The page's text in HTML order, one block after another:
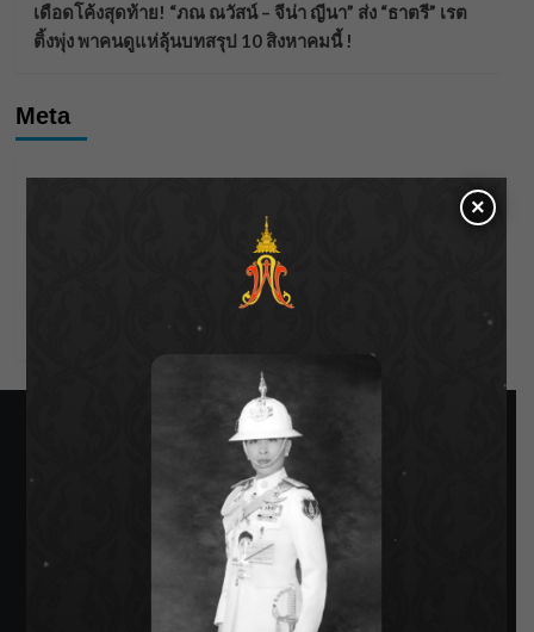
เดือดโค้งสุดท้าย! “ภณ ณวัสน์ – จีน่า ญีนา” ส่ง “ธาตรี” เรต
ติ้งพุ่ง พาคนดูแห่ลุ้นบทสรุป 10 สิงหาคมนี้ !
Meta
×